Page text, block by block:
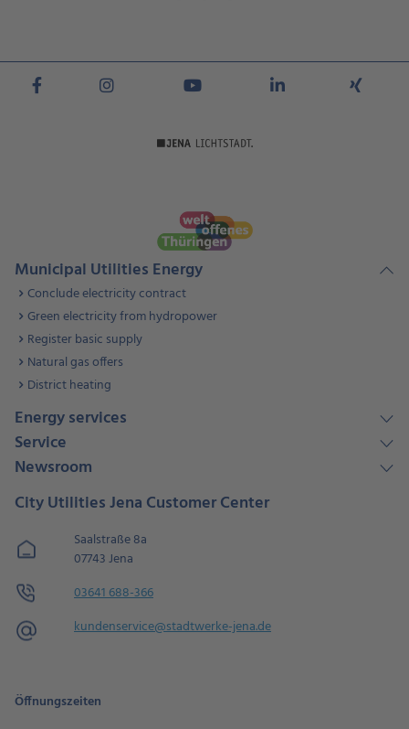
Municipal Utilities Energy
Conclude electricity contract
Green electricity from hydropower
Register basic supply
Natural gas offers
District heating
Energy services
Service
Newsroom
City Utilities Jena Customer Center
Saalstraße 8a
07743 Jena
03641 688-366
kundenservice@stadtwerke-jena.de
Öffnungszeiten